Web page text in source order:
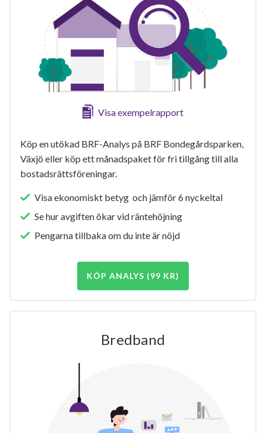
Visa exempelrapport
Köp en utökad BRF-Analys på BRF
Bondegårdsparken, Växjö eller köp ett månadspaket
för fri tillgång till alla bostadsrättsföreningar.
Visa ekonomiskt betyg och jämför 6 nyckeltal
Se hur avgiften ökar vid räntehöjning
Pengarna tillbaka om du inte är nöjd
KÖP ANALYS (99 KR)
Bredband